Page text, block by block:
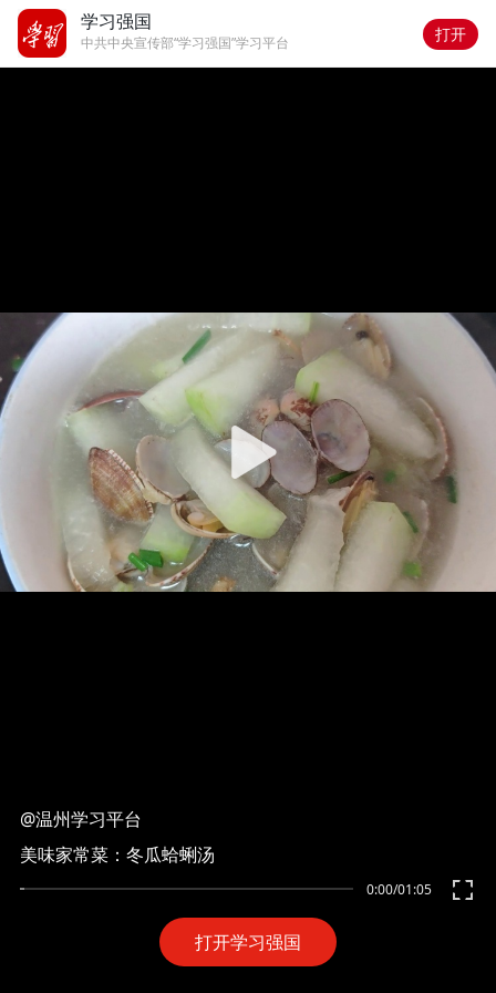
学习强国
中共中央宣传部“学习强国”学习平台 打开
打开学习强国
0:00/01:05
@温州学习平台
美味家常菜：冬瓜蛤蜊汤